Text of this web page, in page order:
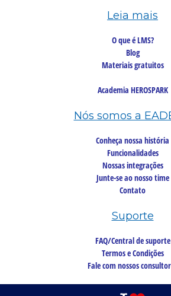
Leia mais
O que é LMS?
Blog
Materiais gratuitos
Academia HEROSPARK
Nós somos a
Conheça nossa história
Funcionalidades
Nossas integrações
Junte-se ao nosso time
Contato
Suporte
FAQ/Central de suporte
Termos e Condições
Fale com nossos